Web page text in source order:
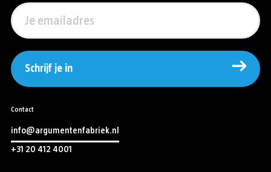
Schrijf je in
Contact
info@argumentenfabriek.nl
+31 20 412 4001